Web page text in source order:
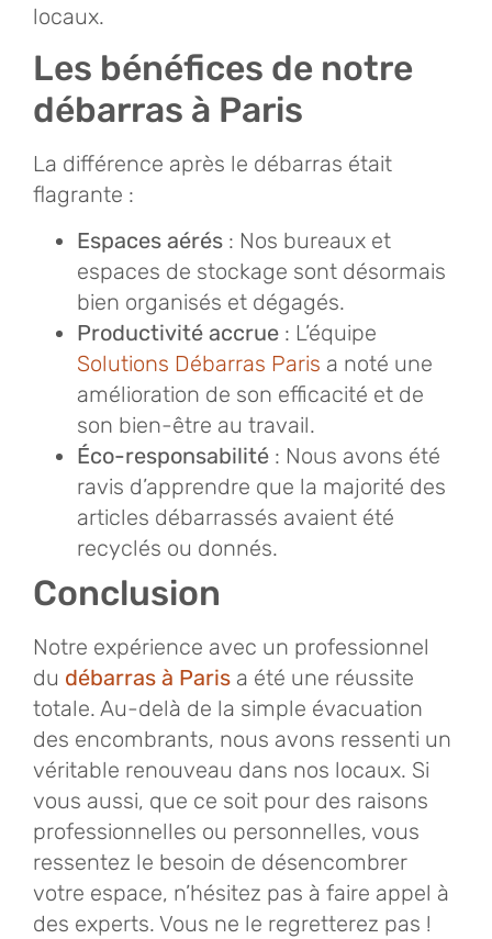
locaux.
Les bénéfices de notre
débarras à Paris
La différence après le débarras était
flagrante :
Espaces aérés : Nos bureaux et
espaces de stockage sont désormais
bien organisés et dégagés.
Productivité accrue : L’équipe
Solutions Débarras Paris a noté une
amélioration de son efficacité et de
son bien-être au travail.
Éco-responsabilité : Nous avons été
ravis d’apprendre que la majorité des
articles débarrassés avaient été
recyclés ou donnés.
Conclusion
Notre expérience avec un professionnel
du débarras à Paris a été une réussite
totale. Au-delà de la simple évacuation
des encombrants, nous avons ressenti un
véritable renouveau dans nos locaux. Si
vous aussi, que ce soit pour des raisons
professionnelles ou personnelles, vous
ressentez le besoin de désencombrer
votre espace, n’hésitez pas à faire appel à
des experts. Vous ne le regretterez pas !